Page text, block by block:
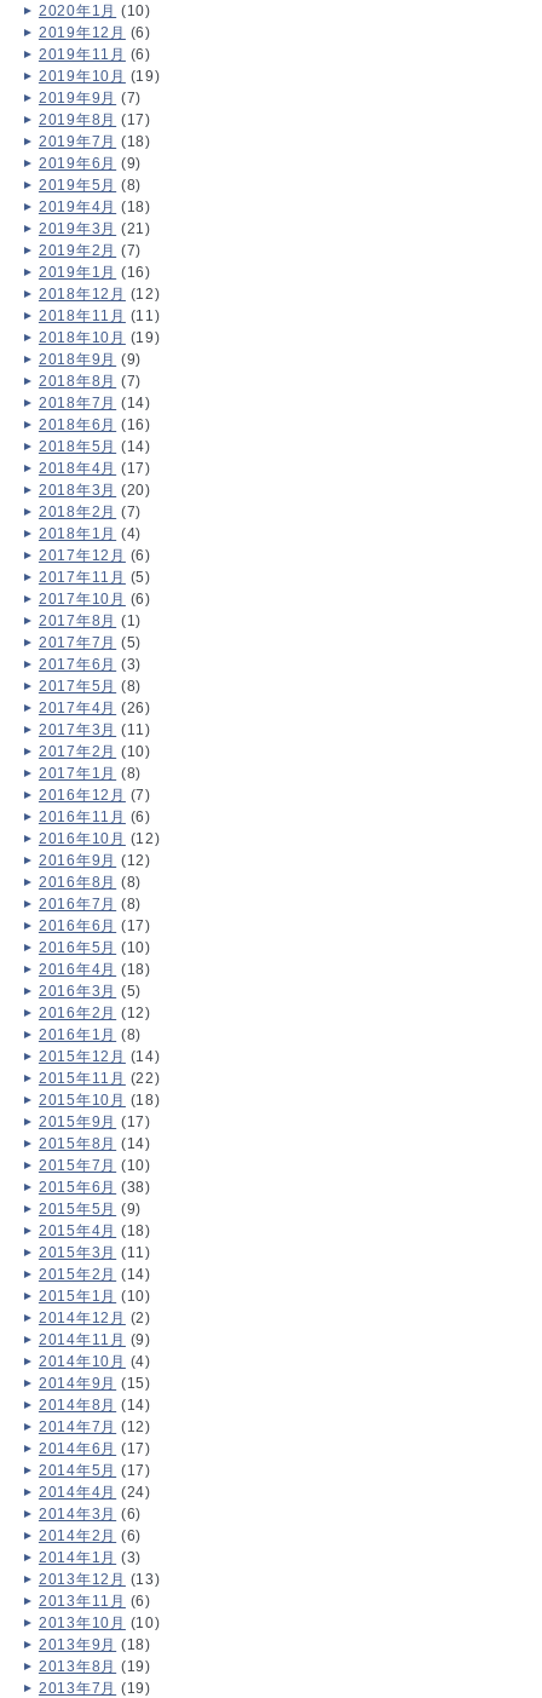
2020年1月 (10)
2019年12月 (6)
2019年11月 (6)
2019年10月 (19)
2019年9月 (7)
2019年8月 (17)
2019年7月 (18)
2019年6月 (9)
2019年5月 (8)
2019年4月 (18)
2019年3月 (21)
2019年2月 (7)
2019年1月 (16)
2018年12月 (12)
2018年11月 (11)
2018年10月 (19)
2018年9月 (9)
2018年8月 (7)
2018年7月 (14)
2018年6月 (16)
2018年5月 (14)
2018年4月 (17)
2018年3月 (20)
2018年2月 (7)
2018年1月 (4)
2017年12月 (6)
2017年11月 (5)
2017年10月 (6)
2017年8月 (1)
2017年7月 (5)
2017年6月 (3)
2017年5月 (8)
2017年4月 (26)
2017年3月 (11)
2017年2月 (10)
2017年1月 (8)
2016年12月 (7)
2016年11月 (6)
2016年10月 (12)
2016年9月 (12)
2016年8月 (8)
2016年7月 (8)
2016年6月 (17)
2016年5月 (10)
2016年4月 (18)
2016年3月 (5)
2016年2月 (12)
2016年1月 (8)
2015年12月 (14)
2015年11月 (22)
2015年10月 (18)
2015年9月 (17)
2015年8月 (14)
2015年7月 (10)
2015年6月 (38)
2015年5月 (9)
2015年4月 (18)
2015年3月 (11)
2015年2月 (14)
2015年1月 (10)
2014年12月 (2)
2014年11月 (9)
2014年10月 (4)
2014年9月 (15)
2014年8月 (14)
2014年7月 (12)
2014年6月 (17)
2014年5月 (17)
2014年4月 (24)
2014年3月 (6)
2014年2月 (6)
2014年1月 (3)
2013年12月 (13)
2013年11月 (6)
2013年10月 (10)
2013年9月 (18)
2013年8月 (19)
2013年7月 (19)